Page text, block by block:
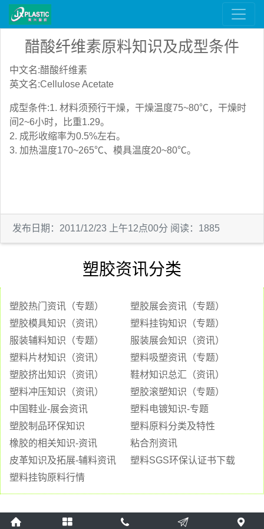
醋酸纤维素原料知识及成型条件
中文名:醋酸纤维素
英文名:Cellulose Acetate
成型条件:1. 材料须预行干燥，干燥温度75~80℃，干燥时
间2~6小时，比重1.29。
2. 成形收缩率为0.5%左右。
3. 加热温度170~265℃、模具温度20~80℃。
发布日期：2011/12/23 上午12点00分 阅读：1885
塑胶资讯分类
塑胶热门资讯（专题）
塑胶展会资讯（专题）
塑胶模具知识（资讯）
塑料挂钩知识（专题）
服装辅料知识（专题）
服装展会知识（资讯）
塑料片材知识（资讯）
塑料吸塑资讯（专题）
塑胶挤出知识（资讯）
鞋材知识总汇（资讯）
塑料冲压知识（资讯）
塑胶滚塑知识（专题）
中国鞋业-展会资讯
塑料电镀知识-专题
塑胶制品环保知识
塑料原料分类及特性
橡胶的相关知识-资讯
粘合剂资讯
皮革知识及拓展-辅料资讯
塑料SGS环保认证书下载
塑料挂钩原料行情